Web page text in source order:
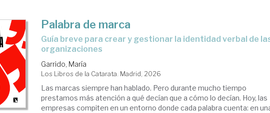
Palabra de marca
Guía breve para crear y gestionar la identidad verbal de las
organizaciones
Garrido, María
Los Libros de la Catarata. Madrid, 2026
Las marcas siempre han hablado. Pero durante mucho tiempo
prestamos más atención a qué decían que a cómo lo decían. Hoy, las
empresas compiten en un entorno donde cada palabra cuenta: en